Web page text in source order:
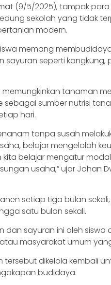
(9/5/2025), tampak
sekolah yang tidak
modern.
memang
sayuran seperti kangkung,
memungkinkan tanaman
sebagai sumber nutrisi
hari.
tanpa susah
belajar mengelolah
kita belajar mengatur
usaha,” ujar Johan
setiap tiga bulan
satu bulan sekali.
dan sayuran ini oleh siswa
masyarakat umum
dikelola kembali
budidaya.